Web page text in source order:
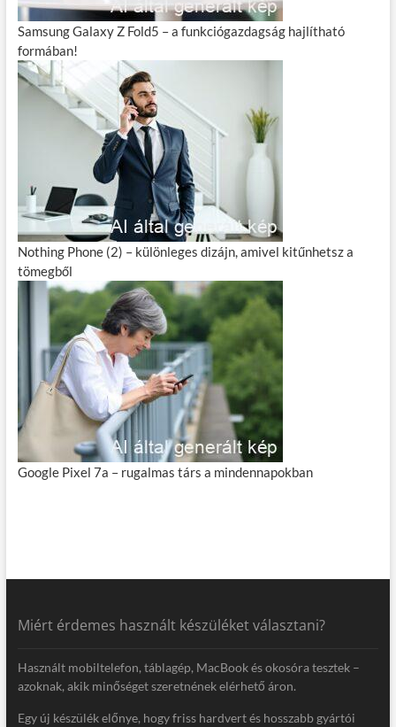
Samsung Galaxy Z Fold5 – a funkciógazdagság hajlítható
formában!
Nothing Phone (2) – különleges dizájn, amivel kitűnhetsz a
tömegből
Google Pixel 7a – rugalmas társ a mindennapokban
Miért érdemes használt készüléket választani?
Használt mobiltelefon, táblagép, MacBook és okosóra tesztek –
azoknak, akik minőséget szeretnének elérhető áron.
Egy új készülék előnye, hogy friss hardvert és hosszabb gyártói